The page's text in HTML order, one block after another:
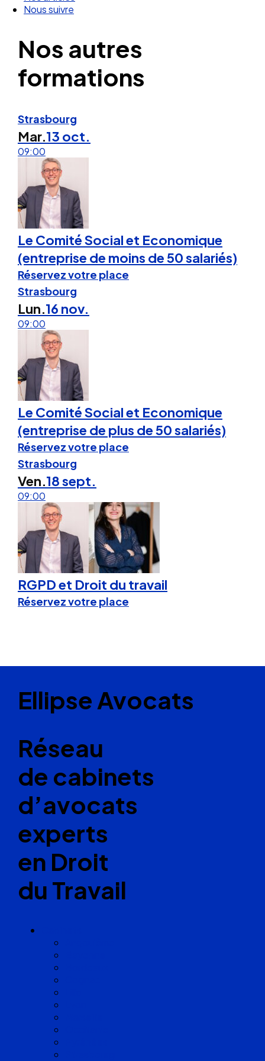
Nos articles
Nos autres
formations
Strasbourg
Mar.13 oct.
09:00
Le Comité Social et Economique
(entreprise de moins de 50 salariés)
Réservez votre place
Strasbourg
Lun.16 nov.
09:00
Le Comité Social et Economique
(entreprise de plus de 50 salariés)
Réservez votre place
Strasbourg
Ven.18 sept.
09:00
RGPD et Droit du travail
Réservez votre place
Ellipse Avocats
Réseau
de cabinets
d’avocats
experts
en Droit
du Travail